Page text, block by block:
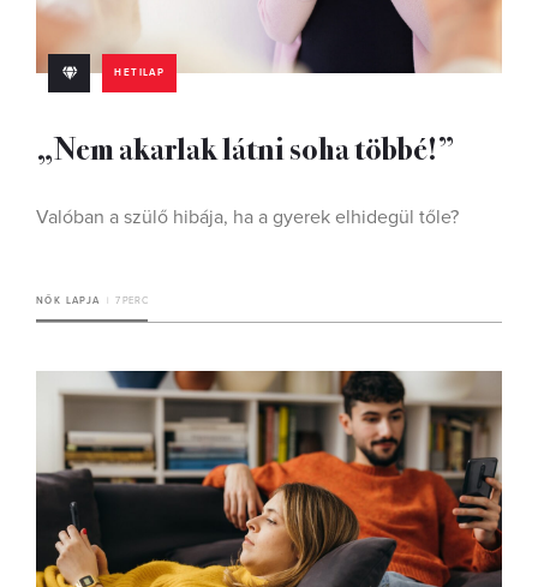
HETILAP
„Nem akarlak látni soha többé!”
Valóban a szülő hibája, ha a gyerek elhidegül tőle?
NŐK LAPJA 7 PERC